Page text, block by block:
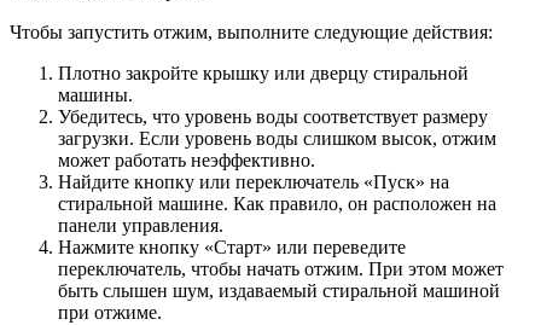
Чтобы запустить отжим, выполните следующие действия:
Плотно закройте крышку или дверцу стиральной
машины.
Убедитесь, что уровень воды соответствует размеру
загрузки. Если уровень воды слишком высок, отжим
может работать неэффективно.
Найдите кнопку или переключатель «Пуск» на
стиральной машине. Как правило, он расположен на
панели управления.
Нажмите кнопку «Старт» или переведите
переключатель, чтобы начать отжим. При этом может
быть слышен шум, издаваемый стиральной машиной
при отжиме.